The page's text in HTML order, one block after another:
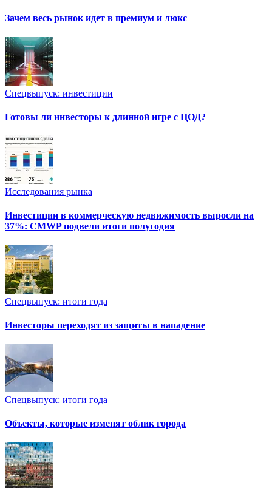
Зачем весь рынок идет в премиум и люкс
Спецвыпуск: инвестиции
Готовы ли инвесторы к длинной игре с ЦОД?
Исследования рынка
Инвестиции в коммерческую недвижимость выросли на
37%: CMWP подвели итоги полугодия
Спецвыпуск: итоги года
Инвесторы переходят из защиты в нападение
Спецвыпуск: итоги года
Объекты, которые изменят облик города